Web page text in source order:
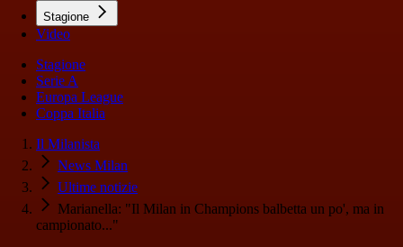
Stagione
Video
Stagione
Serie A
Europa League
Coppa Italia
Il Milanista
News Milan
Ultime notizie
Marianella: "Il Milan in Champions balbetta un po', ma in
campionato..."